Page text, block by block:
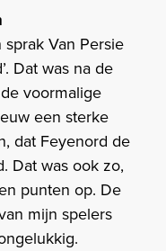
Van Persie
Dat was na de
voormalige
een sterke
dat Feyenord de
Dat was ook zo,
punten op. De
mijn spelers